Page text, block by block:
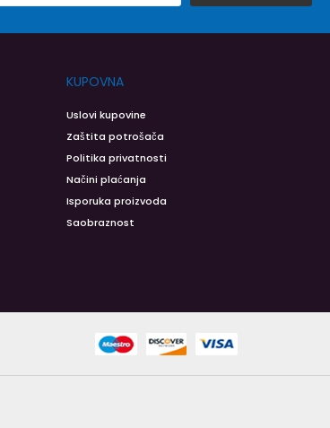
KUPOVNA
Uslovi kupovine
Zaštita potrošača
Politika privatnosti
Načini plaćanja
Isporuka proizvoda
Saobraznost